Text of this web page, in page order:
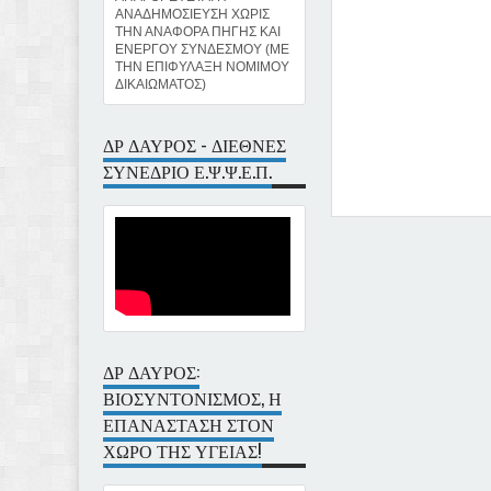
ΑΝΑΔΗΜΟΣΙΕΥΣΗ ΧΩΡΙΣ
ΤΗΝ ΑΝΑΦΟΡΑ ΠΗΓΗΣ ΚΑΙ
ΕΝΕΡΓΟΥ ΣΥΝΔΕΣΜΟΥ (ΜΕ
ΤΗΝ ΕΠΙΦΥΛΑΞΗ ΝΟΜΙΜΟΥ
ΔΙΚΑΙΩΜΑΤΟΣ)
ΔΡ ΔΑΥΡΟΣ - ΔΙΕΘΝΕΣ
ΣΥΝΕΔΡΙΟ Ε.Ψ.Ψ.Ε.Π.
ΔΡ ΔΑΥΡΟΣ:
ΒΙΟΣΥΝΤΟΝΙΣΜΟΣ, Η
ΕΠΑΝΑΣΤΑΣΗ ΣΤΟΝ
ΧΩΡΟ ΤΗΣ ΥΓΕΙΑΣ!